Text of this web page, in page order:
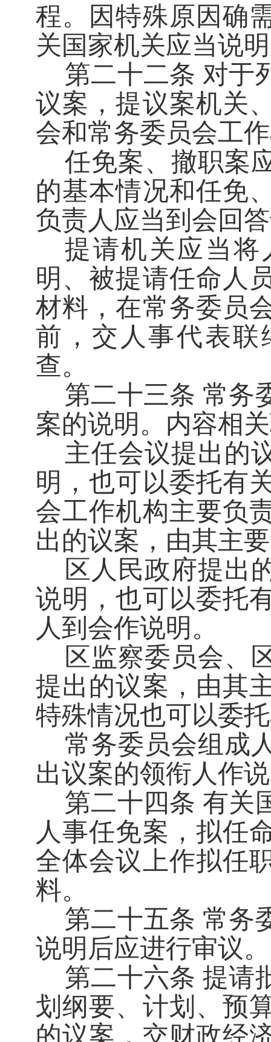
程。因特殊原因确
关国家机关应当说
第二十二条 对于
议案，提议案机关
会和常务委员会工
任免案、撤职案
的基本情况和任免
负责人应当到会回
提请机关应当将
明、被提请任命人
材料，在常务委员
前，交人事代表
查。
第二十三条 常务
案的说明。内容相
主任会议提出的
明，也可以委托有
会工作机构主要负
出的议案，由其主
区人民政府提出
说明，也可以委托
人到会作说明。
区监察委员会、
提出的议案，由其
特殊情况也可以委
常务委员会组成
出议案的领衔人作
第二十四条 有关
人事任免案，拟任
全体会议上作拟任
料。
第二十五条 常务
说明后应进行审议。
第二十六条 提请
划纲要、计划、预
的议案，交财政经